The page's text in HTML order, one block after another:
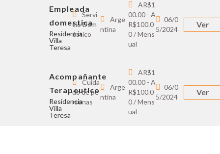
Empleada
domestica
Residencia
Villa
Teresa
Servi
cio Dom
éstico
Arge
ntina
AR$1
00.00 - A
R$100.0
0 / Mens
ual
06/0
5/2024
Ver
Acompañante
Terapeutico
Residencia
Villa
Teresa
Cuida
do de pe
rsonas
Arge
ntina
AR$1
00.00 - A
R$100.0
0 / Mens
ual
06/0
5/2024
Ver